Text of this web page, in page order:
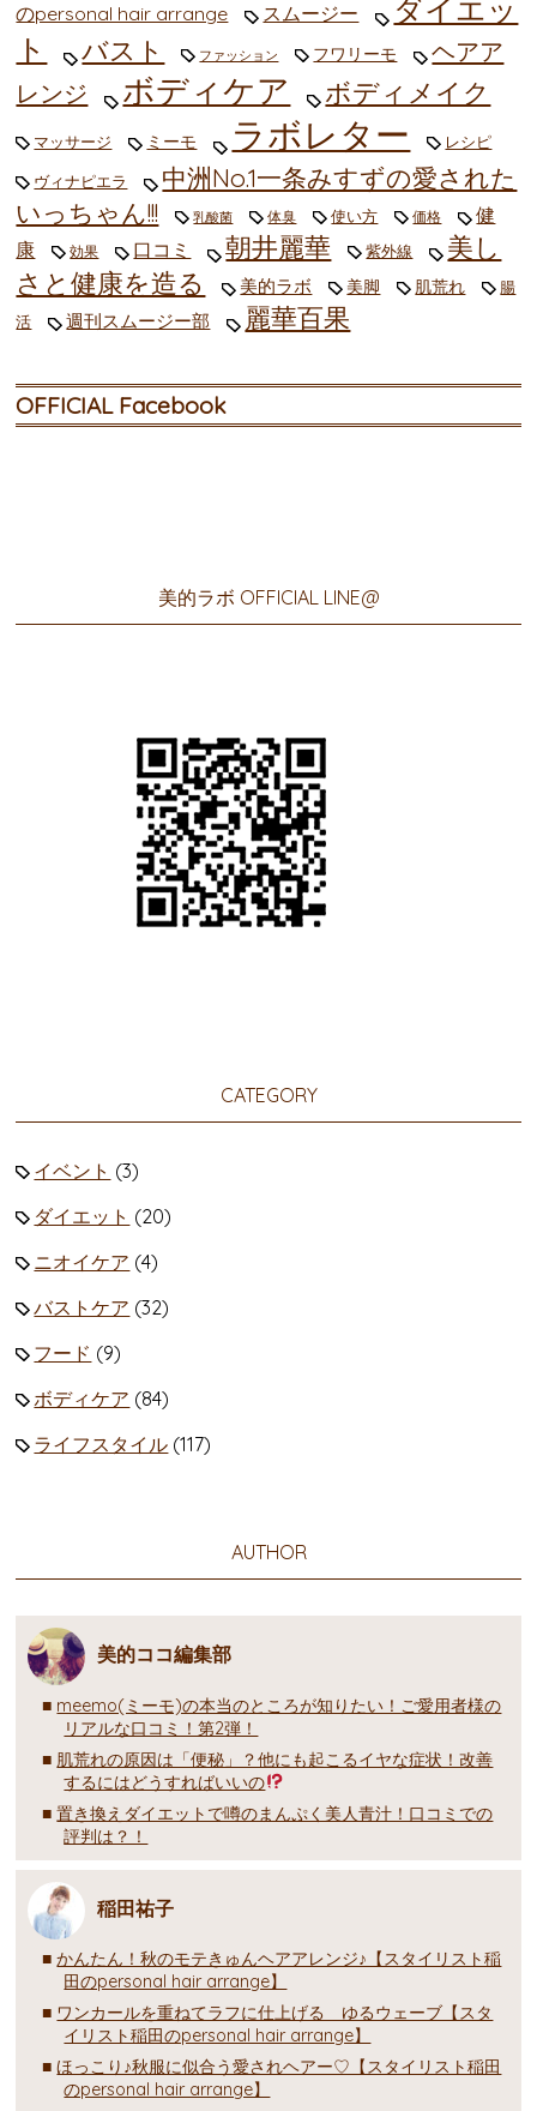
のpersonal hair arrange スムージー
ダイエッ
ト
バスト ファッション フワリーモ
ヘアア
レンジ
ボディケア ボディメイク
マッサージ ミーモ ラボレター レシピ
ヴィナピエラ
中洲No.1一条みすずの愛された
いっちゃん!!!
乳酸菌 体臭 使い方 価格
健
康
効果 口コミ 朝井麗華 紫外線
美し
さと健康を造る
美的ラボ 美脚 肌荒れ
腸
活
週刊スムージー部 麗華百果
OFFICIAL Facebook
美的ラボ OFFICIAL LINE@
CATEGORY
イベント (3)
ダイエット (20)
ニオイケア (4)
バストケア (32)
フード (9)
ボディケア (84)
ライフスタイル (117)
AUTHOR
美的ココ編集部
meemo(ミーモ)の本当のところが知りたい！ご愛用者様の
リアルな口コミ！第2弾！
肌荒れの原因は「便秘」？他にも起こるイヤな症状！改善
するにはどうすればいいの
置き換えダイエットで噂のまんぷく美人青汁！口コミでの
評判は？！
稲田祐子
かんたん！秋のモテきゅんヘアアレンジ♪【スタイリスト稲
田のpersonal hair arrange】
ワンカールを重ねてラフに仕上げる ゆるウェーブ【スタ
イリスト稲田のpersonal hair arrange】
ほっこり♪秋服に似合う愛されヘアー♡【スタイリスト稲田
のpersonal hair arrange】